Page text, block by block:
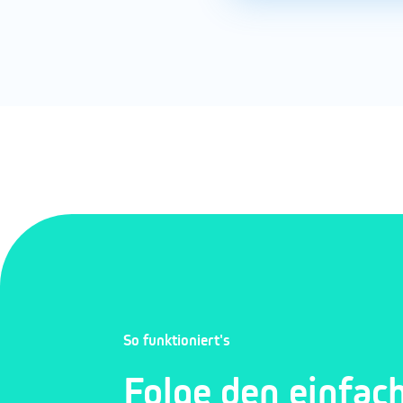
So funktioniert's
Folge den